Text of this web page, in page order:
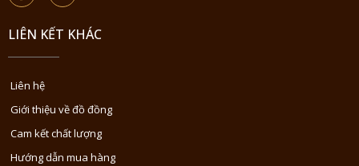
LIÊN KẾT KHÁC
Liên hệ
Giới thiệu về đồ đồng
Cam kết chất lượng
Hướng dẫn mua hàng